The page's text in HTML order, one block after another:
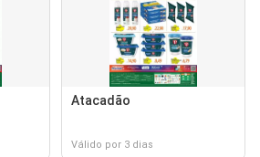
Atacadão
Válido por 3 dias